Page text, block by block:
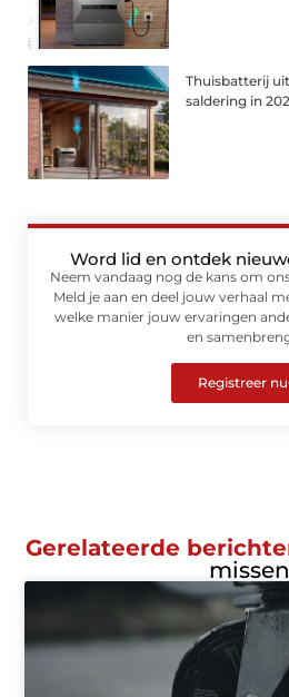
Thuisbatterij
saldering in
Word lid en ontdek
Neem vandaag nog de kans om
Meld je aan en deel jouw verhaal
welke manier jouw ervaringen
en
Registreer nu
Gerelateerde
missen